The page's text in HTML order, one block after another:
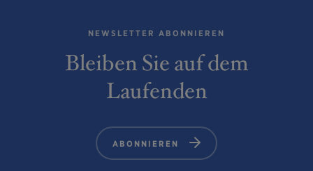
NEWSLETTER ABONNIEREN
Bleiben Sie auf dem
Laufenden
ABONNIEREN